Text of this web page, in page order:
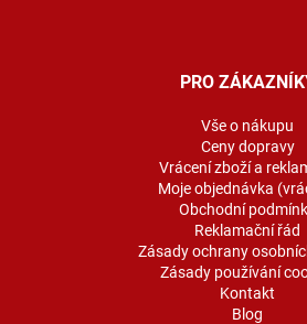
PRO
Vše o nákupu
Ceny dopravy
Vrácení zboží a
Moje objednávka
Obchodní
Reklamační řád
Zásady ochrany
Zásady používání
Kontakt
Blog